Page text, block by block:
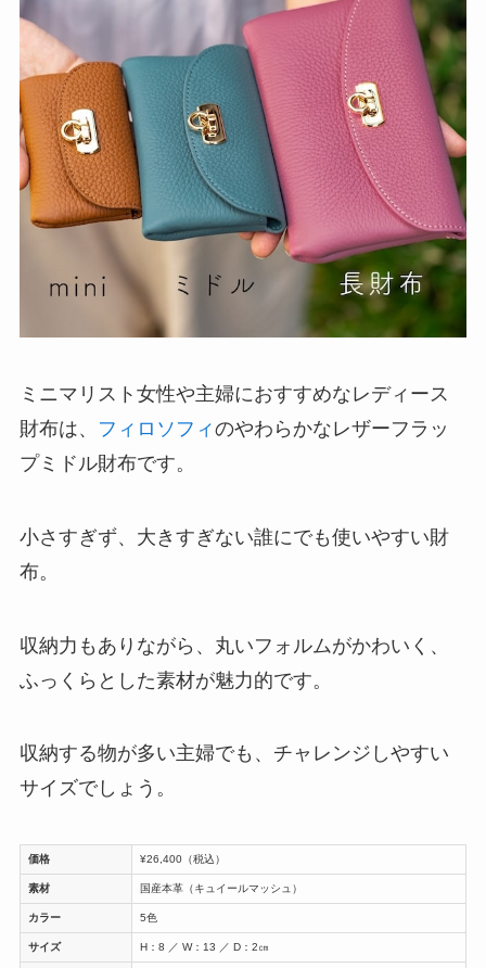
ミニマリスト女性や主婦におすすめなレディース
財布は、
フィロソフィのやわらかなレザーフラッ
プミドル財布です。
小さすぎず、大きすぎない誰にでも使いやすい財
布。
収納力もありながら、丸いフォルムがかわいく、
ふっくらとした素材が魅力的です。
収納する物が多い主婦でも、チャレンジしやすい
サイズでしょう。
価格 ¥26,400（税込）
素材 国産本革（キュイールマッシュ）
カラー 5色
サイズ H：8 ／ W：13 ／ D：2㎝